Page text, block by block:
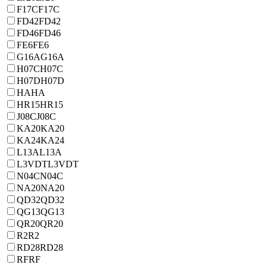
F17CF17C
FD42FD42
FD46FD46
FE6FE6
G16AG16A
H07CH07C
H07DH07D
HAHA
HR15HR15
J08CJ08C
KA20KA20
KA24KA24
L13AL13A
L3VDTL3VDT
N04CN04C
NA20NA20
QD32QD32
QG13QG13
QR20QR20
R2R2
RD28RD28
RFRF